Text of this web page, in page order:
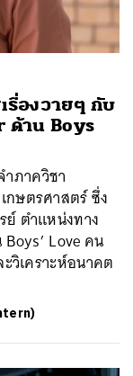
รื่องวายๆ กับ
ด้าน Boys
ภาควิชา
ษตรศาสตร์​ ซึ่ง
ย์ ตำแหน่งทาง
Love คน
วิเคราะห์อนาคต